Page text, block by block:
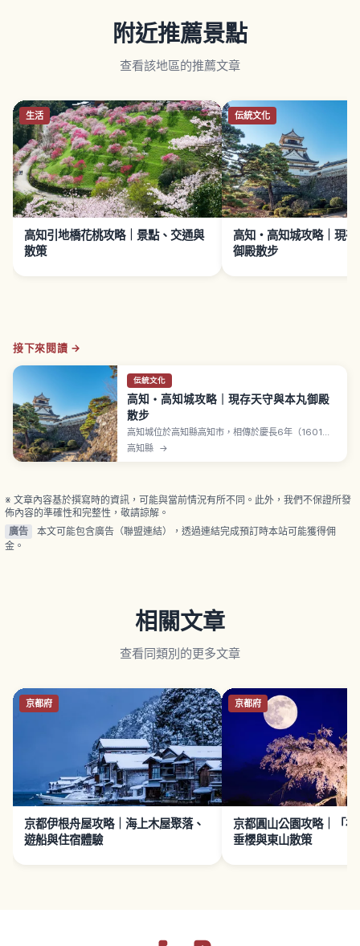
附近推薦景點
查看該地區的推薦文章
生活
高知引地橋花桃攻略｜景點、交通與
散策
伝統文化
高知・高知城攻略｜現存
御殿散步
接下來閱讀 →
伝統文化
高知・高知城攻略｜現存天守與本丸御殿
散步
高知城位於高知縣高知市，相傳於慶長6年（1601
年）由土佐藩初代藩主山內一豐開始築城。享保12年
太平洋景色。
高知縣 →
※ 文章內容基於撰寫時的資訊，可能與當前情況有所不同。此外，我們不保證所發
佈內容的準確性和完整性，敬請諒解。
廣告
本文可能包含廣告（聯盟連結），透過連結完成預訂時本站可能獲得佣
金。
相關文章
查看同類別的更多文章
京都府
京都伊根舟屋攻略｜海上木屋聚落、
遊船與住宿體驗
京都府
京都圓山公園攻略｜「
垂櫻與東山散策